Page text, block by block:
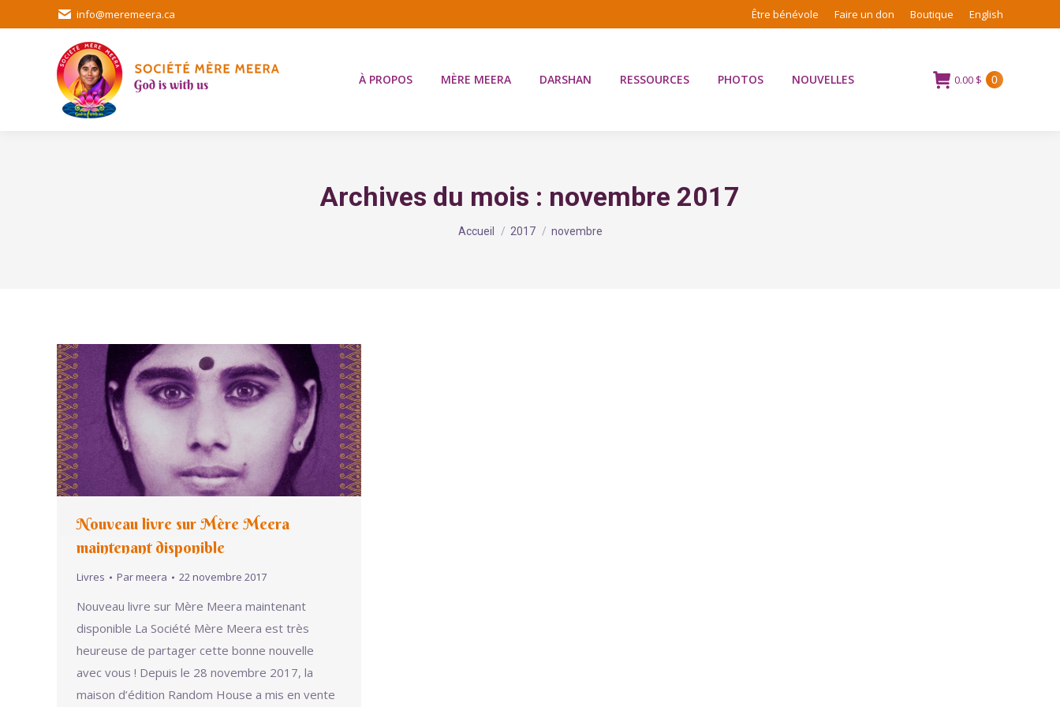
info@meremeera.ca Être bénévole Faire un don Boutique English
À PROPOS MÈRE MEERA DARSHAN RESSOURCES PHOTOS NOUVELLES 0.00 $ 0
Archives du mois : novembre 2017
Vous êtes ici :
Accueil 2017 novembre
Nouveau livre sur Mère Meera
maintenant disponible
Livres Par meera 22 novembre 2017
Nouveau livre sur Mère Meera maintenant
disponible La Société Mère Meera est très
heureuse de partager cette bonne nouvelle
avec vous ! Depuis le 28 novembre 2017, la
maison d’édition Random House a mis en vente